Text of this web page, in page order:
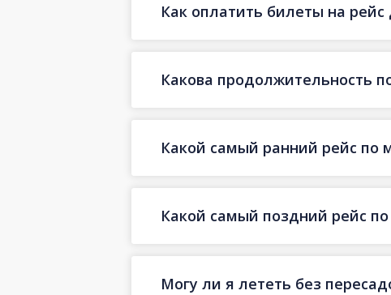
Как оплатить билеты на
Какова продолжительность
Какой самый ранний рейс по
Какой самый поздний рейс
Могу ли я лететь без